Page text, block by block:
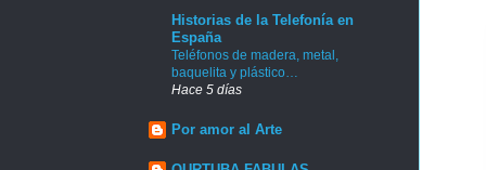
Historias de la Telefonía en
España
Teléfonos de madera, metal,
baquelita y plástico…
Hace 5 días
Por amor al Arte